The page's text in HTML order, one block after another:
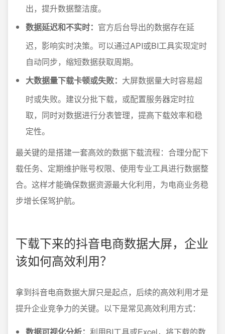
出，提升数据整洁度。
数据延迟和不实时： 官方后台导出的数据存在延
迟，影响实时决策。可以通过API或BI工具实现定时
自动同步，缩短数据获取周期。
大数据量下载卡顿或失败： 大屏数据量大时容易超
时或失败。建议分批下载，或配置服务器定时拉
取，同时对数据进行分表管理，提高下载效率和稳
定性。
最关键的是搭建一套高效的数据下载流程：合理分配下
载任务、定期维护账号权限、使用专业工具进行数据整
合。这样才能确保数据资源最大化利用，为电商业务稳
步增长保驾护航。
下载下来的抖音电商数据大屏，企业
该如何高效利用？
拿到抖音电商数据大屏只是起点，后续的高效利用才是
提升企业竞争力的关键。以下是常见高效利用方式：